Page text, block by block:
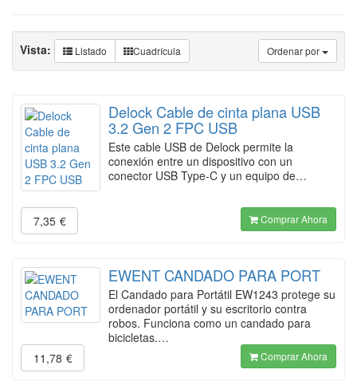
Ordenar por
Vista: Listado Cuadrícula
Delock Cable de cinta plana USB
3.2 Gen 2 FPC USB
Este cable USB de Delock permite la
conexión entre un dispositivo con un
conector USB Type-C y un equipo de…
7,35 € Comprar Ahora
EWENT CANDADO PARA PORT
El Candado para Portátil EW1243 protege su
ordenador portátil y su escritorio contra
robos. Funciona como un candado para
bicicletas.…
11,78 € Comprar Ahora